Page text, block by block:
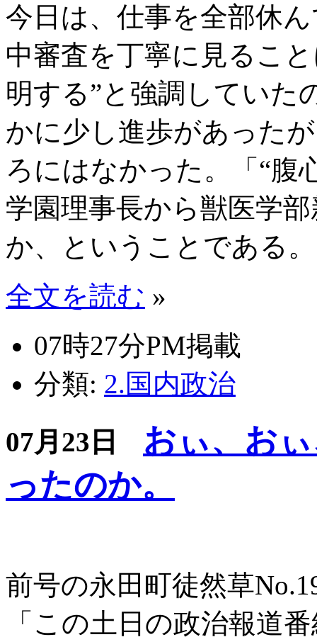
今日は、仕事を全部休
中審査を丁寧に見るこ
明する”と強調していた
かに少し進歩があった
ろにはなかった。「“腹
学園理事長から獣医学
か、ということである
全文を読む »
07時27分PM掲載
分類: 2.国内政治
07月23日
おぃ、お
ったのか。
前号の永田町徒然草
「この土日の政治報道